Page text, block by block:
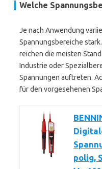
Welche
Je nach Anwendung
Spannungsbereiche
reichen die meisten
Industrie oder
Spannungen auftreten.
für den vorgesehenen
polig,